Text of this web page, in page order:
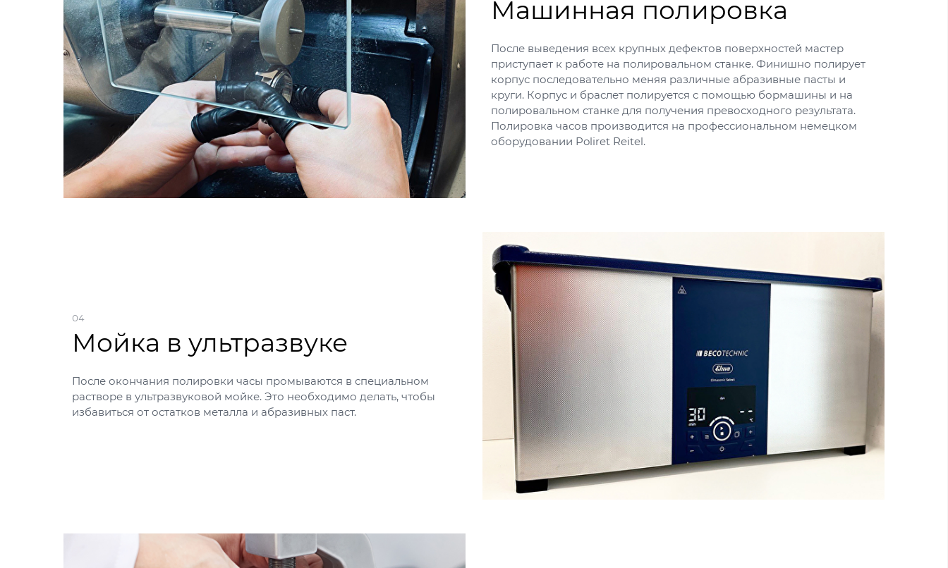
Машинная полировка
После выведения всех крупных дефектов поверхностей мастер
приступает к работе на полировальном станке. Финишно полирует
корпус последовательно меняя различные абразивные пасты и
круги. Корпус и браслет полируется с помощью бормашины и на
полировальном станке для получения превосходного результата.
Полировка часов производится на профессиональном немецком
оборудовании Poliret Reitel.
04
Мойка в ультразвуке
После окончания полировки часы промываются в специальном
растворе в ультразвуковой мойке. Это необходимо делать, чтобы
избавиться от остатков металла и абразивных паст.